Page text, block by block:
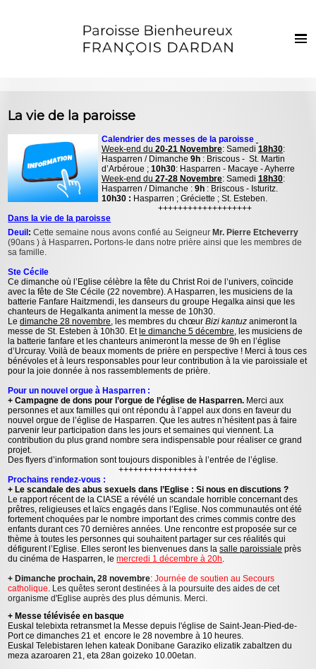
Vie de la paroisse
Les clochers
Sacrements et vie chrétienne
Enfants et jeunes
Contact
La vie de la paroisse
Calendrier des messes de la paroisse
Week-end du 20-21 Novembre: Samedi 18h30:
Hasparren / Dimanche 9h: Briscous - St. Martin
d’Arbéroue ; 10h30: Hasparren - Macaye - Ayherre
Week-end du 27-28 Novembre: Samedi 18h30:
Hasparren / Dimanche : 9h: Briscous - Isturitz.
10h30 : Hasparren ; Gréciette ; St. Esteben.
+++++++++++++++++++
Dans la vie de la paroisse
Deuil:Cette semaine nous avons confié au SeigneurMr. Pierre Etcheverry
(90ans ) à Hasparren. Portons-le dans notre prière ainsi que les membres de
sa famille.
Ste Cécile
Ce dimanche où l’Eglise célèbre la fête du Christ Roi de l’univers, coïncide
avec la fête de Ste Cécile (22 novembre). A Hasparren, les musiciens de la
batterie Fanfare Haitzmendi, les danseurs du groupe Hegalka ainsi que les
chanteurs de Hegalkanta animent la messe de 10h30.
Ledimanche 28 novembre , les membres du chœurBizi kantuz animeront la
messe de St. Esteben à 10h30. Etle dimanche 5 décembre , les musiciens de
la batterie fanfare et les chanteurs animeront la messe de 9h en l’église
d’Urcuray. Voilà de beaux moments de prière en perspective ! Merci à tous ces
bénévoles et à leurs responsables pour leur contribution à la vie paroissiale et
pour la joie donnée à nos rassemblements de prière.
Pour un nouvel orgue à Hasparren :
+ Campagne de dons pour l’orgue de l’église de Hasparren. Merci aux
personnes et aux familles qui ont répondu à l’appel aux dons en faveur du
nouvel orgue de l’église de Hasparren. Que les autres n’hésitent pas à faire
parvenir leur participation dans les jours et semaines qui viennent. La
contribution du plus grand nombre sera indispensable pour réaliser ce grand
projet.
Des flyers d’information sont toujours disponibles à l’entrée de l’église.
++++++++++++++++
Prochains rendez-vous :
+ Le scandale des abus sexuels dans l’Eglise : Si nous en discutions ?
Le rapport récent de la CIASE a révélé un scandale horrible concernant des
prêtres, religieuses et laïcs engagés dans l’Eglise. Nos communautés ont été
fortement choquées par le nombre important des crimes commis contre des
enfants durant ces 70 dernières années. Une rencontre est proposée sur ce
thème à toutes les personnes qui souhaitent partager sur ces réalités qui
défigurent l’Eglise. Elles seront les bienvenues dans lasalle paroissiale près
du cinéma de Hasparren, lemercredi 1 décembre à 20h
+ Dimanche prochain, 28 novembre:Journée de soutien au Secours
catholique . Les quêtes seront destinées à la poursuite des aides de cet
organisme d'Eglise auprès des plus démunis. Merci
+ Messe télévisée en basque
Euskal telebixta retransmet la Messe depuis l'église de Saint-Jean-Pied-de-
Port ce dimanches 21 et encore le 28 novembre à 10 heures.
Euskal Telebistaren lehen kateak Donibane Garaziko elizatik zabaltzen du
meza azaroaren 21, eta 28an goizeko 10.00etan.